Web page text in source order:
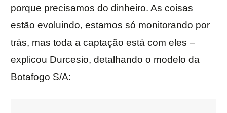
porque precisamos do dinheiro. As coisas
estão evoluindo, estamos só monitorando por
trás, mas toda a captação está com eles –
explicou Durcesio, detalhando o modelo da
Botafogo S/A: